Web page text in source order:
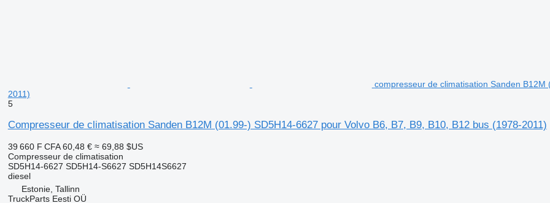
compresseur de climatisation Sanden
2011)
5
Compresseur de climatisation Sanden B12M (01.99-) SD5H14-6627 pour Volvo B6, B7, B9, B10, B12 bus (1978-2011)
39 660 F CFA 60,48 € ≈ 69,88 $US
Compresseur de climatisation
SD5H14-6627 SD5H14-S6627 SD5H14S6627
diesel
Estonie, Tallinn
TruckParts Eesti OÜ